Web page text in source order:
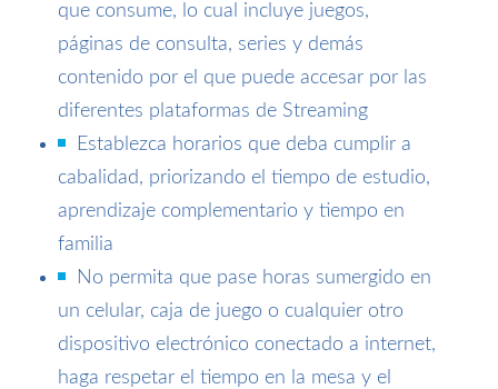
que consume, lo cual incluye juegos,
páginas de consulta, series y demás
contenido por el que puede accesar por las
diferentes plataformas de Streaming
Establezca horarios que deba cumplir a
cabalidad, priorizando el tiempo de estudio,
aprendizaje complementario y tiempo en
familia
No permita que pase horas sumergido en
un celular, caja de juego o cualquier otro
dispositivo electrónico conectado a internet,
haga respetar el tiempo en la mesa y el